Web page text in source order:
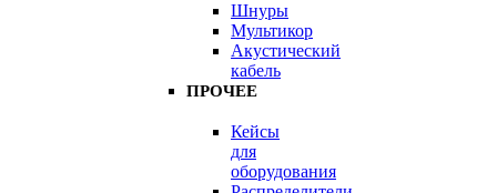
Шнуры
Мультикор
Акустический
кабель
ПРОЧЕЕ
Кейсы
для
оборудования